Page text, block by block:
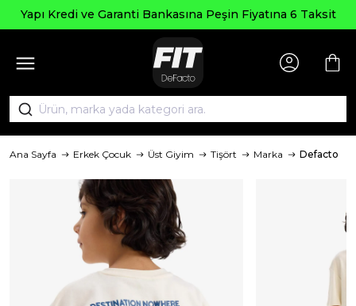
Yapı Kredi ve Garanti Bankasına Peşin Fiyatına 6 Taksit
Ana Sayfa Erkek Çocuk Üst Giyim Tişört Marka Defacto